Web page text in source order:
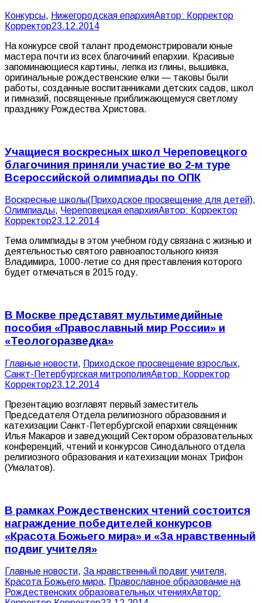
Конкурсы, Нижегородская епархияАвтор: Корректор
Корректор23.12.2014
На конкурсе свой талант продемонстрировали юные
мастера почти из всех благочиний епархии. Красивые
запоминающиеся картины, лепка из глины, вышивка,
оригинальные рождественские елки — таковы были
работы, созданные воспитанниками детских садов, школ
и гимназий, посвященные приближающемуся светлому
празднику Рождества Христова.
Учащиеся воскресных школ Череповецкого
благочиния приняли участие во 2-м туре
Всероссийской олимпиады по ОПК
Воскресные школы(Приходское просвещение для детей),
Олимпиады, Череповецкая епархияАвтор: Корректор
Корректор23.12.2014
Тема олимпиады в этом учебном году связана с жизнью и
деятельностью святого равноапостольного князя
Владимира, 1000-летие со дня преставления которого
будет отмечаться в 2015 году.
В Москве представят мультимедийные
пособия «Православный мир России» и
«Теологоразведка»
Главные новости, Приходское просвещение взрослых,
Санкт-Петербургская митрополияАвтор: Корректор
Корректор23.12.2014
Презентацию возглавят первый заместитель
Председателя Отдела религиозного образования и
катехизации Санкт-Петербургской епархии священник
Илья Макаров и заведующий Сектором образовательных
конференций, чтений и конкурсов Синодального отдела
религиозного образования и катехизации монах Трифон
(Умалатов).
В рамках Рождественских чтений состоится
награждение победителей конкурсов
«Красота Божьего мира» и «За нравственный
подвиг учителя»
Главные новости, За нравственный подвиг учителя,
Красота Божьего мира, Православное образование на
Рождественских образовательных чтенияхАвтор: